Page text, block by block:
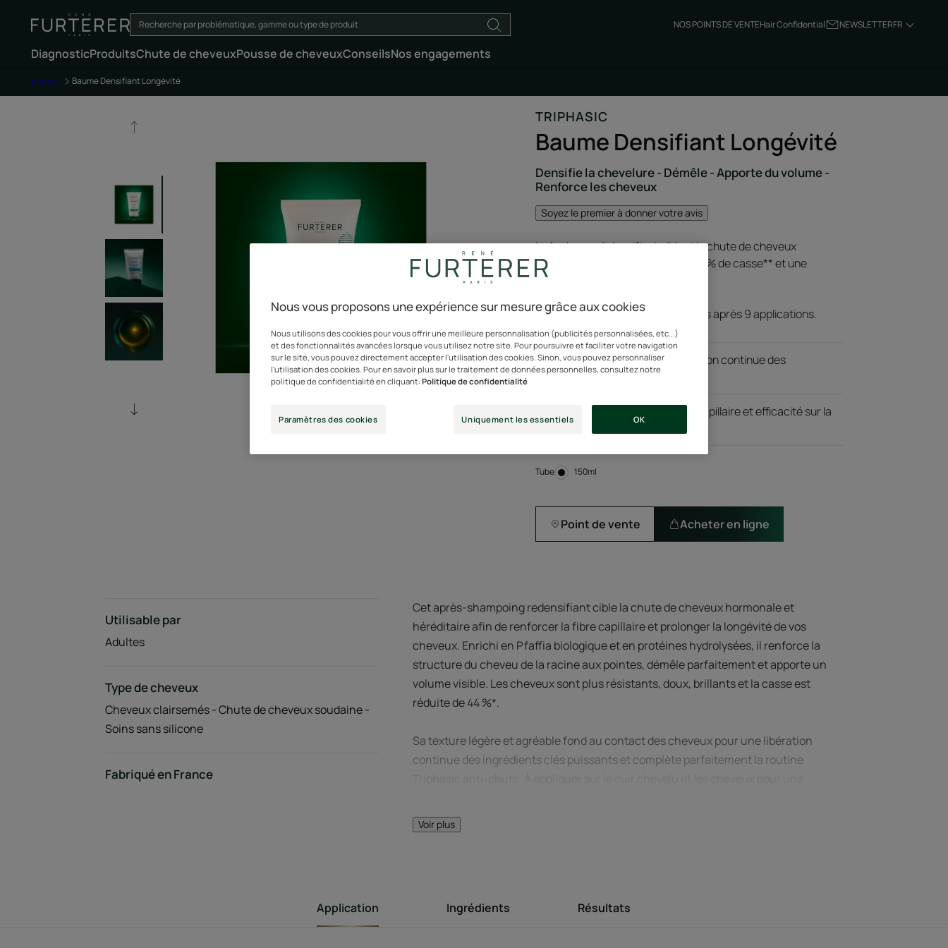
NOS POINTS DE VENTEHair Confidential NEWSLETTERFR
DiagnosticProduitsChute de cheveuxPousse de cheveuxConseilsNos engagements
Accueil Baume Densifiant Longévité
TRIPHASIC
Baume Densifiant Longévité
Densifie la chevelure - Démêle - Apporte du volume -
Renforce les cheveux
Soyez le premier à donner votre avis
Le 1er baume* densifiant ciblant la chute de cheveux
hormonale et héréditaire pour -44 % de casse** et une
longévité capillaire accrue.
**Étude biométrique sur 10 mèches après 9 applications.
Texture fondante pour une libération continue des
ingrédients puissants
Double renforcement de la fibre capillaire et efficacité sur la
densité
Tube Tube
150ml
Point de vente Acheter en ligne
Utilisable par
Adultes
Type de cheveux
Cheveux clairsemés - Chute de cheveux soudaine -
Soins sans silicone
Fabriqué en France
Cet après-shampoing redensifiant cible la chute de cheveux hormonale et
héréditaire afin de renforcer la fibre capillaire et prolonger la longévité de vos
cheveux. Enrichi en Pfaffia biologique et en protéines hydrolysées, il renforce la
structure du cheveu de la racine aux pointes, démêle parfaitement et apporte un
volume visible. Les cheveux sont plus résistants, doux, brillants et la casse est
réduite de 44 %*.
Sa texture légère et agréable fond au contact des cheveux pour une libération
continue des ingrédients clés puissants et complète parfaitement la routine
Sans silicone. 94 % d’ingrédients d’origine naturelle. Pfaffia issu de l’agriculture
* Étude biométrique sur 10 mèches après 9 applications.
Voir plus
Application Ingrédients Résultats
Nous vous proposons une expérience sur mesure grâce aux cookies
Nous utilisons des cookies pour vous offrir une meilleure personnalisation (publicités personnalisées, etc...)
et des fonctionnalités avancées lorsque vous utilisez notre site. Pour poursuivre et faciliter votre navigation
sur le site, vous pouvez directement accepter l'utilisation des cookies. Sinon, vous pouvez personnaliser
l'utilisation des cookies. Pour en savoir plus sur le traitement de données personnelles, consultez notre
politique de confidentialité en cliquant:Politique de confidentialité
Paramètres des cookies Uniquement les essentiels OK